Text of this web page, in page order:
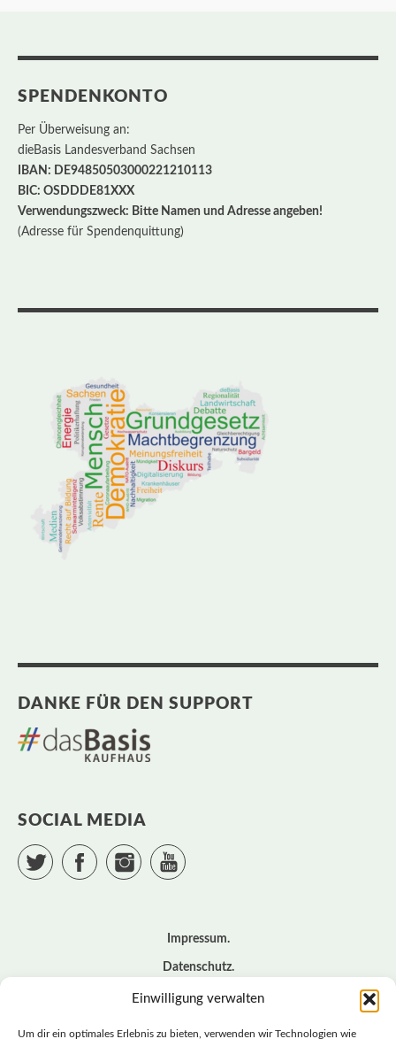
Einwilligung verwalten
Um dir ein optimales Erlebnis zu bieten, verwenden wir Technologien wie
SPENDENKONTO
Per Überweisung an:
dieBasis Landesverband Sachsen
IBAN: DE94850503000221210113
BIC: OSDDDE81XXX
Verwendungszweck: Bitte Namen und Adresse angeben!
(Adresse für Spendenquittung)
DANKE FÜR DEN SUPPORT
SOCIAL MEDIA
Twitter Facebook Instagram
Impressum
Datenschutz
Cookie – Richtlinie (EU)